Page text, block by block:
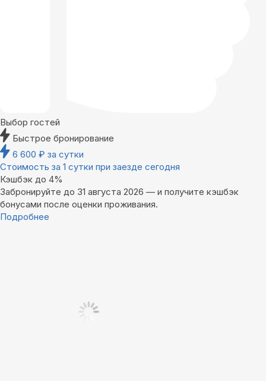
Выбор гостей
Быстрое бронирование
6 600 ₽ за сутки
Стоимость за 1 сутки при заезде сегодня
Кэшбэк до 4%
Забронируйте до 31 августа 2026 — и получите кэшбэк
бонусами после оценки проживания.
Подробнее